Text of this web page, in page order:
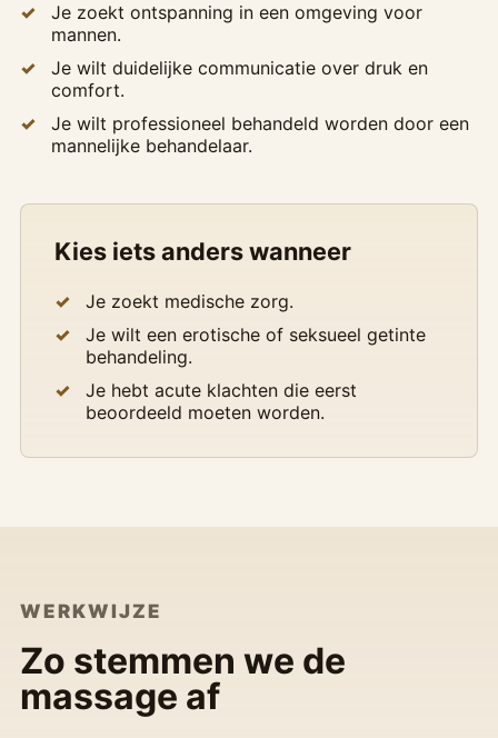
Je zoekt ontspanning in een omgeving voor
mannen.
Je wilt duidelijke communicatie over druk en
comfort.
Je wilt professioneel behandeld worden door een
mannelijke behandelaar.
Kies iets anders wanneer
Je zoekt medische zorg.
Je wilt een erotische of seksueel getinte
behandeling.
Je hebt acute klachten die eerst
beoordeeld moeten worden.
WERKWIJZE
Zo stemmen we de
massage af